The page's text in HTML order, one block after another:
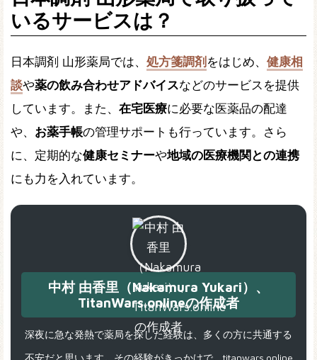
いるサービスは？
日本調剤 山形薬局では、 処方箋調剤 をはじめ、 健康相
談や薬の飲み合わせアドバイスなどのサービスを提供
しています。また、 在宅医療に必要な医薬品の配達
や、 お薬手帳の管理サポートも行っています。さら
に、定期的な健康セミナーや地域の医療機関との連携
にも力を入れています。
中村 由香里（Nakamura Yukari）、
TitanWars.onlineの作成者
深夜に急な発熱で薬局を探した経験は、多くの方に共通する